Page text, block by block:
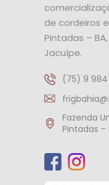
de cordeiros
Pintadas –
Jacuípe.
(75) 9
Fazenda
Pintadas –